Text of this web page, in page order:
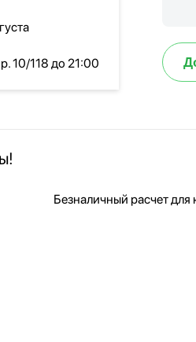
10/118 до 21:00
Безналичный расчет для